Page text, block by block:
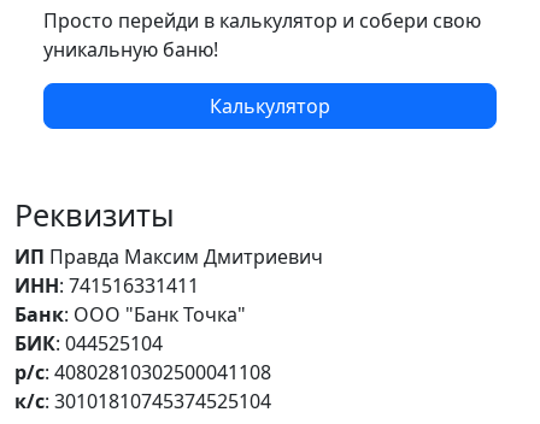
Просто перейди в калькулятор и собери свою
уникальную баню!
Калькулятор
Реквизиты
ИП Правда Максим Дмитриевич
ИНН: 741516331411
Банк: ООО "Банк Точка"
БИК: 044525104
р/с: 40802810302500041108
к/с: 30101810745374525104